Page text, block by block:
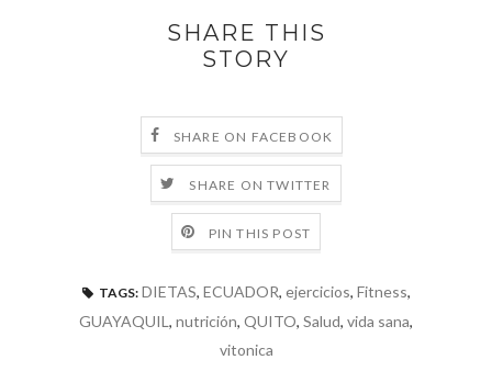
SHARE THIS
STORY
SHARE ON FACEBOOK
SHARE ON TWITTER
PIN THIS POST
TAGS: DIETAS, ECUADOR, ejercicios, Fitness,
GUAYAQUIL , nutrición, QUITO, Salud, vida sana,
vitonica